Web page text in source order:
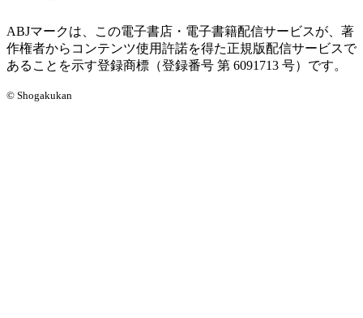
ABJマークは、この電子書店・電子書籍配信サービスが、著
作権者からコンテンツ使用許諾を得た正規版配信サービスで
あることを示す登録商標（登録番号 第 6091713 号）です。
© Shogakukan